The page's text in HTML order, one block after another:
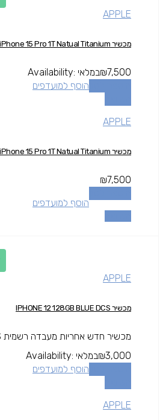
APPLE
מכשיר iPhone 15 Pro 1T Natual Titanium
₪7,500
Availability: במלאי
הוסף למועדפים
APPLE
מכשיר iPhone 15 Pro 1T Natual Titanium
₪7,500
הוסף למועדפים
APPLE
מכשיר IPHONE 12 128GB BLUE DCS
מכשיר חדש אחריות מעבדה רשמית DCS
₪3,000
Availability: במלאי
הוסף למועדפים
APPLE